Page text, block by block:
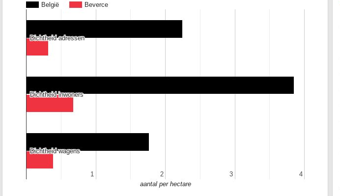
België Beverce
11 2
2 3
3 4
4
Dichtheid adressen
Dichtheid adressen
Dichtheid inwoners
Dichtheid inwoners
Dichtheid wagens
Dichtheid wagens
aantal per hectare